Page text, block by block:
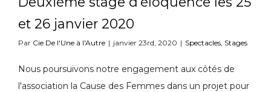
et 26 janvier 2020
Par Cie De l'Une à l'Autre | janvier 23rd, 2020 | Spectacles, Stages
Nous poursuivons notre engagement aux côtés de
l'association la Cause des Femmes dans un projet pour